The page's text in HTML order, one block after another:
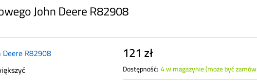
John Deere R82908
121 zł
Dostępność:4 w magazynie (może być